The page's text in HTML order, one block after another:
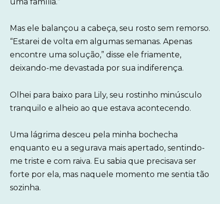
Mas ele balançou a cabeça, seu rosto sem remorso.
“Estarei de volta em algumas semanas. Apenas
encontre uma solução,” disse ele friamente,
deixando-me devastada por sua indiferença.
Olhei para baixo para Lily, seu rostinho minúsculo
tranquilo e alheio ao que estava acontecendo.
Uma lágrima desceu pela minha bochecha
enquanto eu a segurava mais apertado, sentindo-
me triste e com raiva. Eu sabia que precisava ser
forte por ela, mas naquele momento me sentia tão
sozinha.